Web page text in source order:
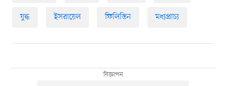
যুদ্ধ ইসরায়েল ফিলিস্তিন মধ্যপ্রাচ্য